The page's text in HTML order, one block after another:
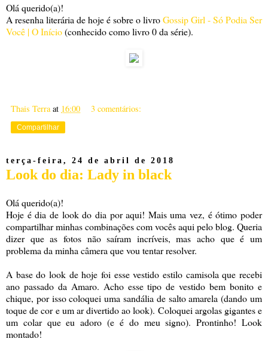
Olá querido(a)!
A resenha literária de hoje é sobre o livroGossip Girl - Só Podia Ser
Você | O Início(conhecido como livro 0 da série).
Thais Terra at 16:00 3 comentários:
Compartilhar
terça-feira, 24 de abril de 2018
Look do dia: Lady in black
Olá querido(a)!
Hoje é dia de look do dia por aqui! Mais uma vez, é ótimo poder
compartilhar minhas combinações com vocês aqui pelo blog. Queria
dizer que as fotos não saíram incríveis, mas acho que é um
problema da minha câmera que vou tentar resolver.
A base do look de hoje foi esse vestido estilo camisola que recebi
ano passado da Amaro. Acho esse tipo de vestido bem bonito e
chique, por isso coloquei uma sandália de salto amarela (dando um
toque de cor e um ar divertido ao look). Coloquei argolas gigantes e
um colar que eu adoro (e é do meu signo). Prontinho! Look
montado!